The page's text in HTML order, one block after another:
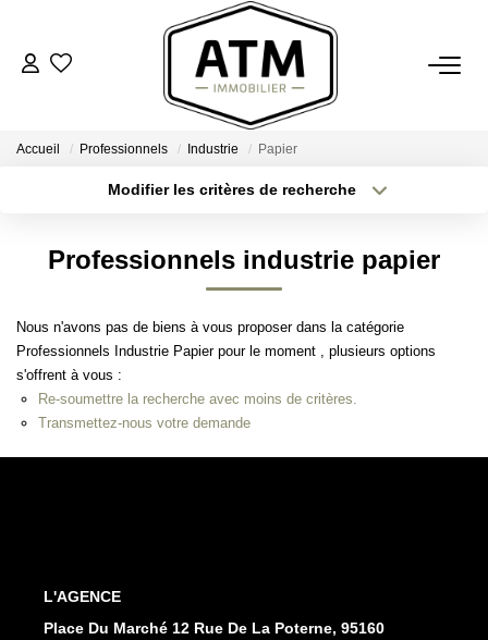
ACHETER
Notre Agence
Nos Engagements
Nos Avis Clients
Accueil Professionnels Industrie Papier
Modifier les critères de recherche
Type de bien
Budget max Plus de critères
Professionnels industrie papier
Nous n'avons pas de biens à vous proposer dans la catégorie
Professionnels Industrie Papier pour le moment , plusieurs options
s'offrent à vous :
Re-soumettre la recherche avec moins de critères.
Transmettez-nous votre demande
L'AGENCE
Place Du Marché 12 Rue De La Poterne, 95160